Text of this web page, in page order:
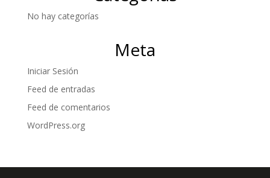
No hay categorías
Meta
Iniciar Sesión
Feed de entradas
Feed de comentarios
WordPress.org